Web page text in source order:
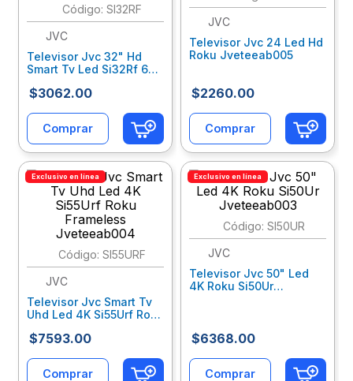
: SI32RF
JVC
Televisor Jvc 32" Hd
Smart Tv Led Si32Rf 60
$3062.00
Comprar
JVC
Televisor Jvc 24 Led Hd
Roku Jveteeab005
$2260.00
Comprar
Exclusivo en línea
: SI55URF
JVC
Televisor Jvc Smart Tv
Uhd Led 4K Si55Urf Roku
$7593.00
Comprar
Exclusivo en línea
: SI50UR
JVC
Televisor Jvc 50" Led
4K Roku Si50Ur
$6368.00
Comprar
10. lapiz